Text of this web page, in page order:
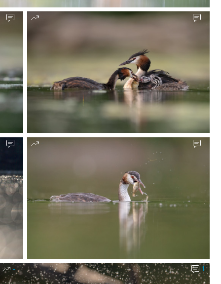
- - -
- - -
- 1